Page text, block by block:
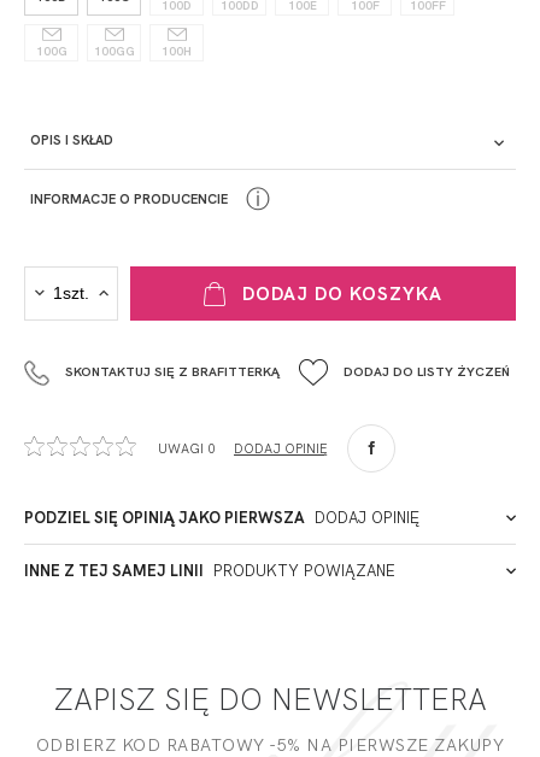
100D 100DD 100E 100F 100FF
100G 100GG 100H
OPIS I SKŁAD
INFORMACJE O PRODUCENCIE
Fashiontex Group Sp.z o.o. Spółka komandytowa
+48 42 719 43 15
90-057
Polska
ADRES PUNKTU KONTAKTOWEGO
ⓘ
DODAJ DO KOSZYKA
SKONTAKTUJ SIĘ Z BRAFITTERKĄ DODAJ DO LISTY ŻYCZEŃ
UWAGI 0 DODAJ OPINIĘ
PODZIEL SIĘ OPINIĄ JAKO PIERWSZA DODAJ OPINIĘ
Miałeś już kontakt z naszym produktem? Zostaw opinię
INNE Z TEJ SAMEJ LINII PRODUKTY POWIĄZANE
ZAPISZ SIĘ DO NEWSLETTERA
ODBIERZ KOD RABATOWY -5% NA PIERWSZE ZAKUPY